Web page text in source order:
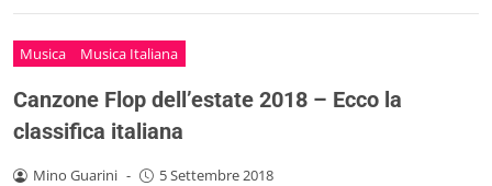
Musica Musica Italiana
Canzone Flop dell’estate 2018 – Ecco la
classifica italiana
Mino Guarini - 5 Settembre 2018